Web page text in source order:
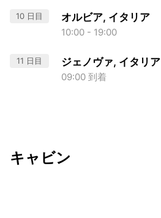
10 日目 オルビア, イタリア
10:00 - 19:00
11 日目 ジェノヴァ, イタリア
09:00 到着
キャビン